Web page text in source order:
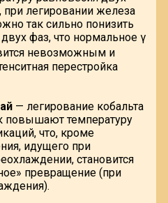
легировании железа
так сильно понизить
фаз, что нормальное γ
невозможным и
перестройка
— легирование кобальта
повышают температуру
что, кроме
идущего при
становится
превращение (при